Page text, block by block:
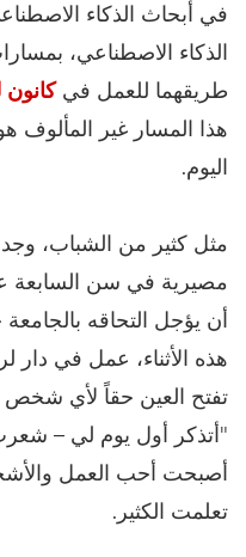
في أبحاث الذكاء
الذكاء الاصطناعي،
طريقهما للعمل فيكانون
هذا المسار غير المألوف
اليوم.
مثل كثير من الشباب،
مصيرية في سن السابعة
أن يؤجل التحاقه
هذه الأثناء، عمل في دار
تفتح العين حقاً لأي شخص
"أتذكر أول يوم لي –
أصبحت أحب العمل
تعلمت الكثير.